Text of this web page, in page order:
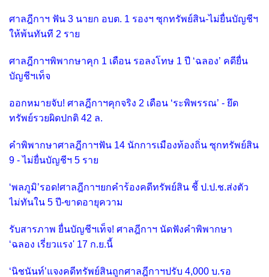
ศาลฎีกาฯ ฟัน 3 นายก อบต. 1 รองฯ ซุกทรัพย์สิน-ไม่ยื่นบัญชีฯ
ให้พ้นทันที 2 ราย
ศาลฎีกาฯพิพากษาคุก 1 เดือน รอลงโทษ 1 ปี ‘ฉลอง’ คดียื่น
บัญชีฯเท็จ
ออกหมายจับ! ศาลฎีกาฯคุกจริง 2 เดือน ‘ระพิพรรณ’ - ยึด
ทรัพย์รวยผิดปกติ 42 ล.
คำพิพากษาศาลฎีกาฯฟัน 14 นักการเมืองท้องถิ่น ซุกทรัพย์สิน
9 - ไม่ยื่นบัญชีฯ 5 ราย
‘พลภูมิ’รอด!ศาลฎีกาฯยกคำร้องคดีทรัพย์สิน ชี้ ป.ป.ช.ส่งตัว
ไม่ทันใน 5 ปี-ขาดอายุความ
รับสารภาพ ยื่นบัญชีฯเท็จ! ศาลฎีกาฯ นัดฟังคำพิพากษา
‘ฉลอง เรี่ยวแรง' 17 ก.ย.นี้
‘นิชนันท์’แจงคดีทรัพย์สินถูกศาลฎีกาฯปรับ 4,000 บ.รอ